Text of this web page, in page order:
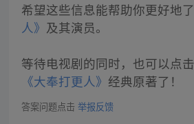
希望这些信息能帮助你更好地
人》 及其演员。
等待电视剧的同时，也可以点
《大奉打更人》 经典原著了！
答案问题点击 举报反馈